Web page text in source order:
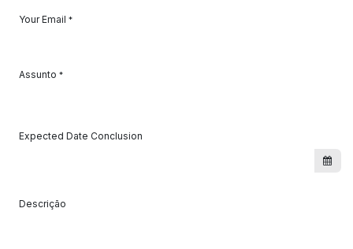
Your Email *
Assunto *
Expected Date Conclusion
Descrição